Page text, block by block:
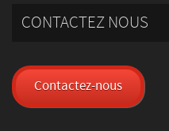
CONTACTEZ NOUS
Contactez-nous